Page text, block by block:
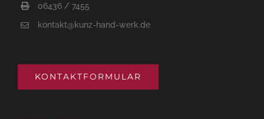
06436 / 7455
kontakt@kunz-hand-werk.de
KONTAKTFORMULAR